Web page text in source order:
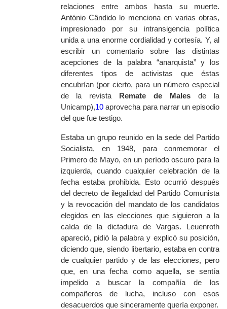
relaciones entre ambos hasta su muerte.
António Cândido lo menciona en varias obras,
impresionado por su intransigencia política
unida a una enorme cordialidad y cortesía. Y, al
escribir un comentario sobre las distintas
acepciones de la palabra “anarquista” y los
diferentes tipos de activistas que éstas
encubrían (por cierto, para un número especial
de la revista Remate de Males de la
Unicamp),10aprovecha para narrar un episodio
del que fue testigo.
Estaba un grupo reunido en la sede del Partido
Socialista, en 1948, para conmemorar el
Primero de Mayo, en un período oscuro para la
izquierda, cuando cualquier celebración de la
fecha estaba prohibida. Esto ocurrió después
del decreto de ilegalidad del Partido Comunista
y la revocación del mandato de los candidatos
elegidos en las elecciones que siguieron a la
caída de la dictadura de Vargas. Leuenroth
apareció, pidió la palabra y explicó su posición,
diciendo que, siendo libertario, estaba en contra
de cualquier partido y de las elecciones, pero
que, en una fecha como aquella, se sentía
impelido a buscar la compañía de los
compañeros de lucha, incluso con esos
desacuerdos que sinceramente quería exponer.